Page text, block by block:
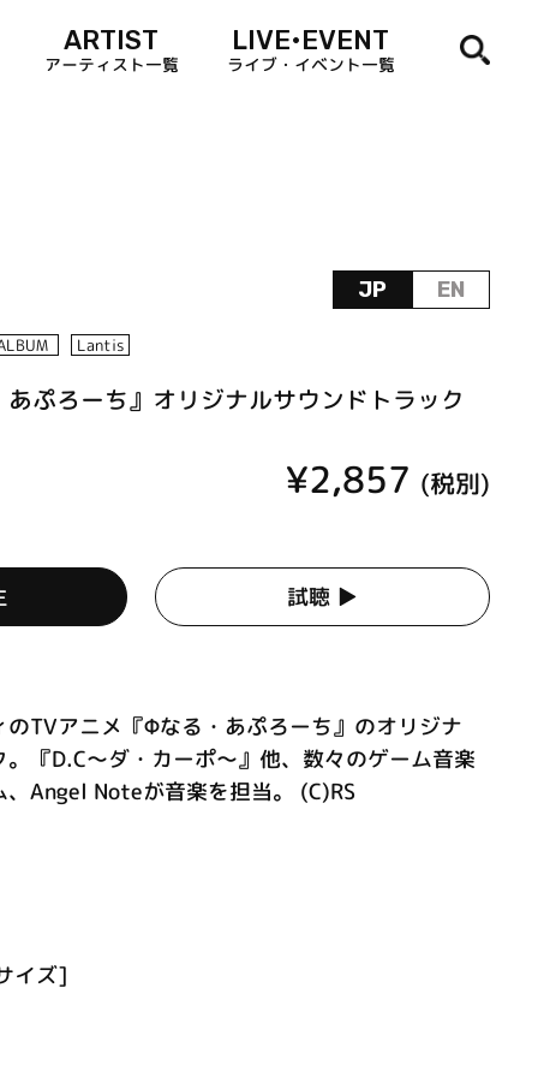
ARTIST
アーティスト一覧
LIVE•EVENT
ライブ・イベント一覧
JP EN
Lantis
ぷろーち』オリジナルサウンドトラック
¥2,857 (税別)
試聴 ▶︎
のTVアニメ『Φなる・あぷろーち』のオリジナ
『D.C～ダ・カーポ～』他、数々のゲーム音楽
Angel Noteが音楽を担当。 (C)RS
イズ]